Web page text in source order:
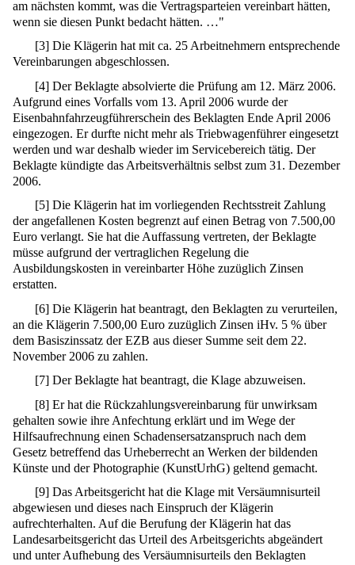
am nächsten kommt, was die Vertragsparteien vereinbart hätten,
wenn sie diesen Punkt bedacht hätten. …"
[3] Die Klägerin hat mit ca. 25 Arbeitnehmern entsprechende
Vereinbarungen abgeschlossen.
[4] Der Beklagte absolvierte die Prüfung am 12. März 2006.
Aufgrund eines Vorfalls vom 13. April 2006 wurde der
Eisenbahnfahrzeugführerschein des Beklagten Ende April 2006
eingezogen. Er durfte nicht mehr als Triebwagenführer eingesetzt
werden und war deshalb wieder im Servicebereich tätig. Der
Beklagte kündigte das Arbeitsverhältnis selbst zum 31. Dezember
2006.
[5] Die Klägerin hat im vorliegenden Rechtsstreit Zahlung
der angefallenen Kosten begrenzt auf einen Betrag von 7.500,00
Euro verlangt. Sie hat die Auffassung vertreten, der Beklagte
müsse aufgrund der vertraglichen Regelung die
Ausbildungskosten in vereinbarter Höhe zuzüglich Zinsen
erstatten.
[6] Die Klägerin hat beantragt, den Beklagten zu verurteilen,
an die Klägerin 7.500,00 Euro zuzüglich Zinsen iHv. 5 % über
dem Basiszinssatz der EZB aus dieser Summe seit dem 22.
November 2006 zu zahlen.
[7] Der Beklagte hat beantragt, die Klage abzuweisen.
[8] Er hat die Rückzahlungsvereinbarung für unwirksam
gehalten sowie ihre Anfechtung erklärt und im Wege der
Hilfsaufrechnung einen Schadensersatzanspruch nach dem
Gesetz betreffend das Urheberrecht an Werken der bildenden
Künste und der Photographie (KunstUrhG) geltend gemacht.
[9] Das Arbeitsgericht hat die Klage mit Versäumnisurteil
abgewiesen und dieses nach Einspruch der Klägerin
aufrechterhalten. Auf die Berufung der Klägerin hat das
Landesarbeitsgericht das Urteil des Arbeitsgerichts abgeändert
und unter Aufhebung des Versäumnisurteils den Beklagten